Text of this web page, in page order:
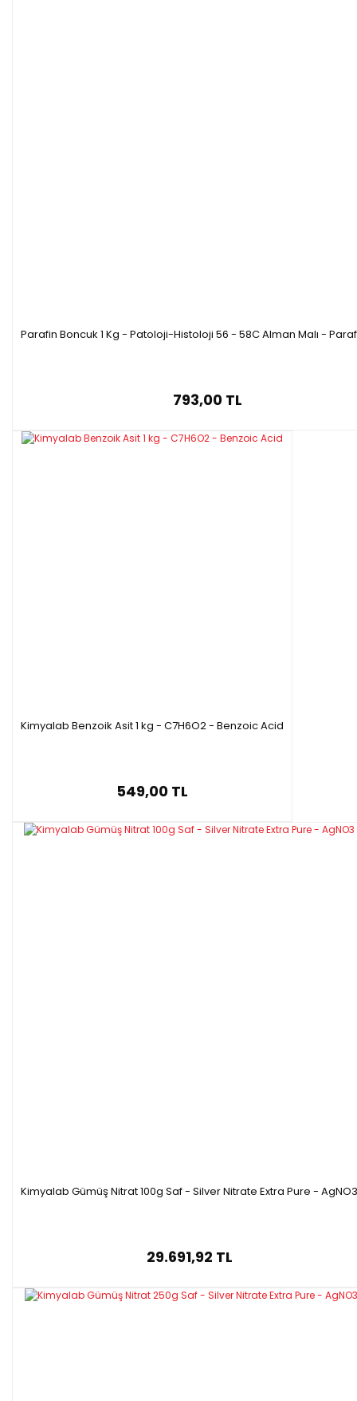
Parafin Boncuk 1 Kg - Patoloji-Histoloji 56 - 58C Alman Malı -
793,00 TL
Kimyalab Benzoik Asit 1 kg - C7H6O2 - Benzoic Acid
549,00 TL
Kimyalab Gümüş Nitrat 100g Saf - Silver Nitrate Extra Pure - AgNO3
29.691,92 TL